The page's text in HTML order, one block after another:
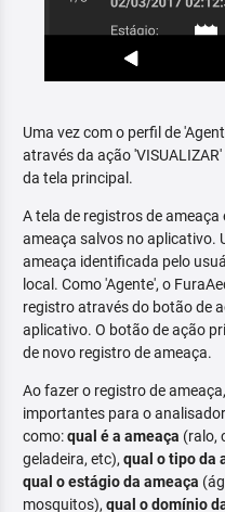
Uma vez com o perfil de
através da ação
da tela principal.
A tela de registros de
ameaça salvos no aplicativo.
ameaça identificada pelo
local. Como 'Agente', o
registro através do botão de
aplicativo. O botão de ação
de novo registro de ameaça.
Ao fazer o registro de
importantes para o
como:qual é a ameaça (ralo,
geladeira, etc), qual o tipo da
qual o estágio da ameaça
mosquitos), qual o domínio